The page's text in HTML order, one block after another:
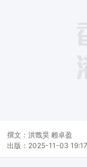
撰文： 洪戬昊 赖卓盈
出版： 2025-11-03 19:17